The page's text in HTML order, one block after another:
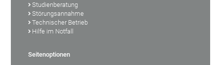
Studienberatung
Störungsannahme
Technischer Betrieb
Hilfe im Notfall
Seitenoptionen